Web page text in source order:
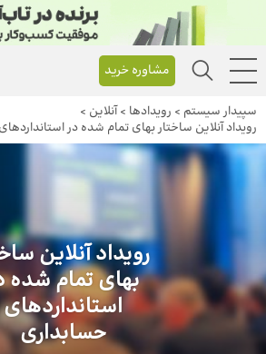
مشاوره خرید
سپیدار سیستم > رویداد‌ها >آنلاین >
رویداد آنلاین ساختار بهای تمام شده در
رویداد آنلاین
بهای تمام شده
استانداردهای
حسابداری